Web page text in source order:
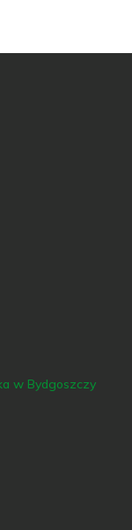
w Bydgoszczy